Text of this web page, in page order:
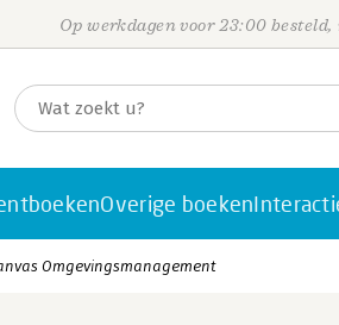
Op werkdagen voor 23:00
Overige boeken
Omgevingsmanagement